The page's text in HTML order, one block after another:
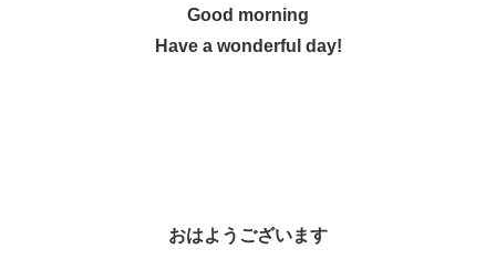
Good morning
Have a wonderful day!
おはようございます